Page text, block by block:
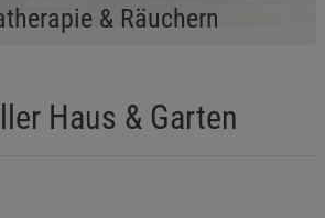
& Räuchern
Haus & Garten